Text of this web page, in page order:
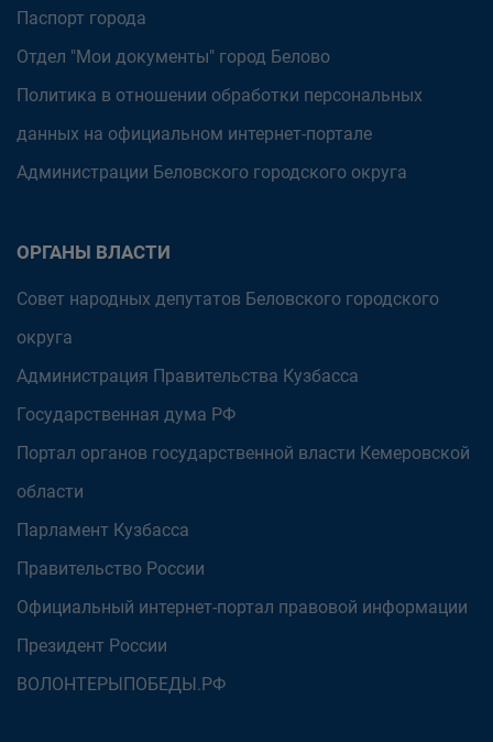
Паспорт города
Отдел "Мои документы" город Белово
Политика в отношении обработки персональных
данных на официальном интернет-портале
Администрации Беловского городского округа
ОРГАНЫ ВЛАСТИ
Совет народных депутатов Беловского городского
округа
Администрация Правительства Кузбасса
Государственная дума РФ
Портал органов государственной власти Кемеровской
области
Парламент Кузбасса
Правительство России
Официальный интернет-портал правовой информации
Президент России
ВОЛОНТЕРЫПОБЕДЫ.РФ